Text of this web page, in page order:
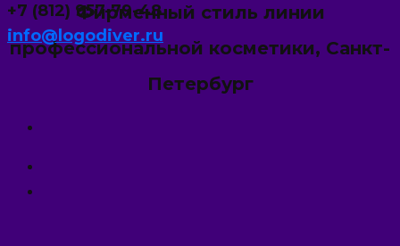
+7 (812) 957-79-48
info@logodiver.ru
Фирменный стиль линии
профессиональной косметики, Санкт-
Петербург